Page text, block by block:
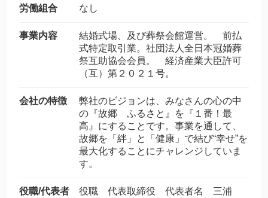
労働組合 なし
事業内容
結婚式場、及び葬祭会館運営。 前払
式特定取引業。社団法人全日本冠婚葬
祭互助協会会員。 経済産業大臣許可
（互）第２０２１号。
会社の特徴
弊社のビジョンは、みなさんの心の中
の『故郷 ふるさと』を『１番！最
高』にすることです。事業を通して、
故郷を「絆」と「健康」で結び“幸せ”を
最大化することにチャレンジしていま
す。
役職/代表者
役職 代表取締役 代表者名 三浦